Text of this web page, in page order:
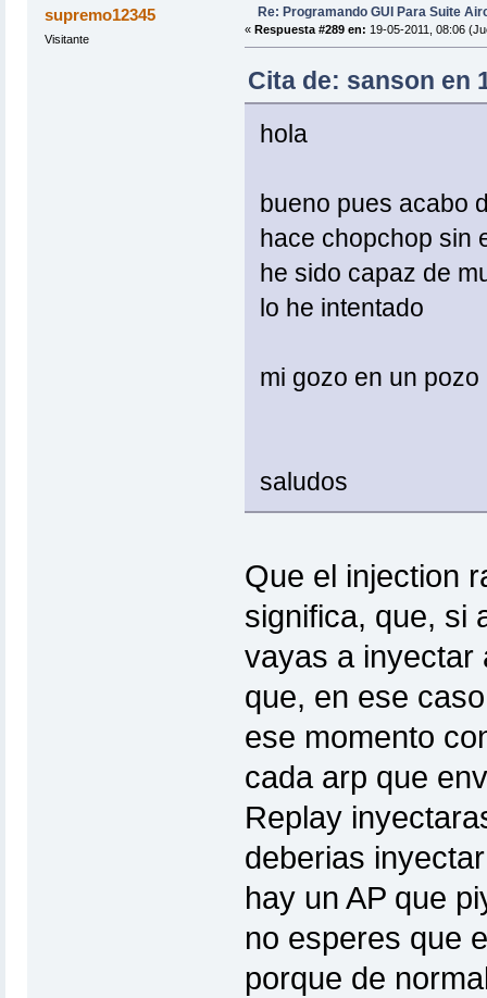
supremo12345
Visitante
Re: Programando GUI Para Suite
« Respuesta #289 en: 19-05-2011, 08:06
Cita de: sanson en
hola
bueno pues acabo
hace chopchop sin
he sido capaz de
lo he intentado
mi gozo en un pozo
saludos
Que el injection
significa, que, si
vayas a inyectar
que, en ese
ese momento
cada arp que
Replay
deberias
hay un AP que
no esperes que
porque de